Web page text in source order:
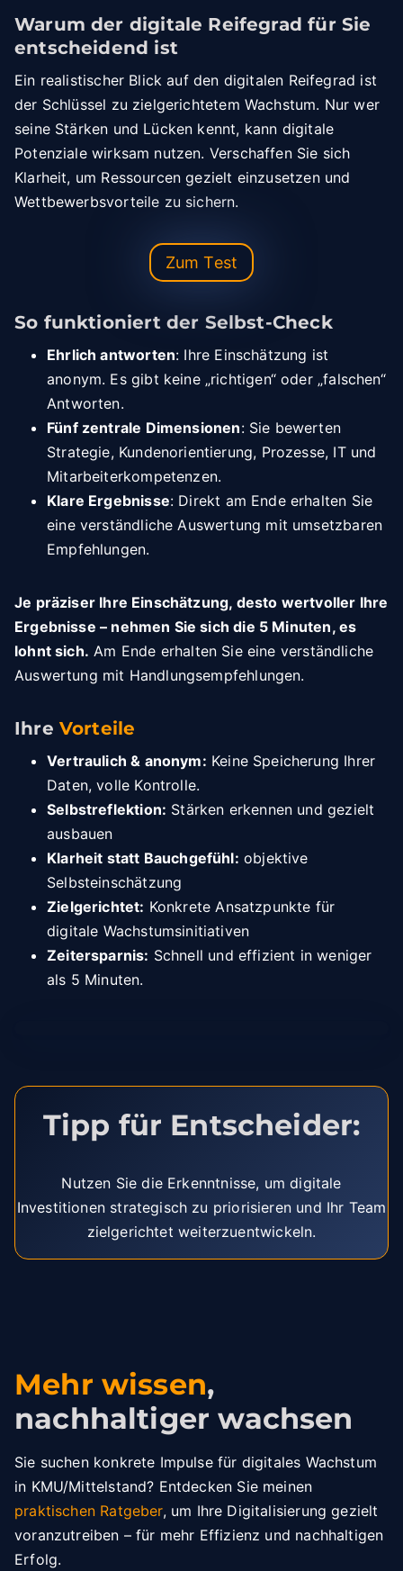
Warum der digitale Reifegrad für Sie
entscheidend ist
Ein realistischer Blick auf den digitalen Reifegrad ist
der Schlüssel zu zielgerichtetem Wachstum. Nur wer
seine Stärken und Lücken kennt, kann digitale
Potenziale wirksam nutzen. Verschaffen Sie sich
Klarheit, um Ressourcen gezielt einzusetzen und
Wettbewerbsvorteile zu sichern.
Zum Test
So funktioniert der Selbst-Check
Ehrlich antworten: Ihre Einschätzung ist
anonym. Es gibt keine „richtigen“ oder „falschen“
Antworten.
Fünf zentrale Dimensionen: Sie bewerten
Strategie, Kundenorientierung, Prozesse, IT und
Mitarbeiterkompetenzen.
Klare Ergebnisse: Direkt am Ende erhalten Sie
eine verständliche Auswertung mit umsetzbaren
Empfehlungen.
Je präziser Ihre Einschätzung, desto wertvoller Ihre
Ergebnisse – nehmen Sie sich die 5 Minuten, es
lohnt sich. Am Ende erhalten Sie eine verständliche
Auswertung mit Handlungsempfehlungen.
Ihre Vorteile
Vertraulich & anonym: Keine Speicherung Ihrer
Daten, volle Kontrolle.
Selbstreflektion: Stärken erkennen und gezielt
ausbauen
Klarheit statt Bauchgefühl: objektive
Selbsteinschätzung
Zielgerichtet: Konkrete Ansatzpunkte für
digitale Wachstumsinitiativen
Zeitersparnis: Schnell und effizient in weniger
als 5 Minuten.
Tipp für Entscheider:
Nutzen Sie die Erkenntnisse, um digitale
Investitionen strategisch zu priorisieren und Ihr Team
zielgerichtet weiterzuentwickeln.
Mehr wissen,
nachhaltiger wachsen
Sie suchen konkrete Impulse für digitales Wachstum
in KMU/Mittelstand? Entdecken Sie meinen
praktischen Ratgeber, um Ihre Digitalisierung gezielt
voranzutreiben – für mehr Effizienz und nachhaltigen
Erfolg.